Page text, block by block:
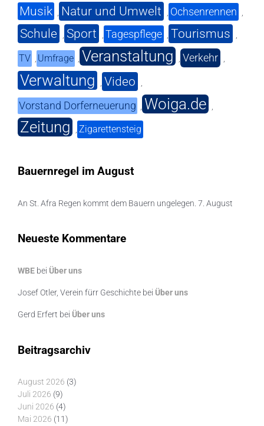
Musik , Natur und Umwelt , Ochsenrennen ,
Schule , Sport , Tagespflege , Tourismus ,
TV , Umfrage , Veranstaltung , Verkehr ,
Verwaltung , Video ,
Vorstand Dorferneuerung , Woiga.de ,
Zeitung , Zigarettensteig
Bauernregel im August
An St. Afra Regen kommt dem Bauern ungelegen. 7. August
Neueste Kommentare
WBE bei Über uns
Josef Otler, Verein fürr Geschichte bei Über uns
Gerd Erfert bei Über uns
Beitragsarchiv
August 2026 (3)
Juli 2026 (9)
Juni 2026 (4)
Mai 2026 (11)